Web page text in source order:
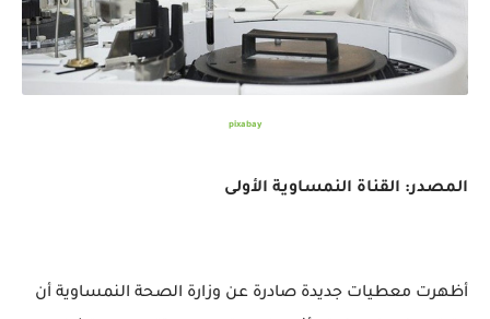
pixabay
المصدر: القناة النمساوية الأولى
أظهرت معطيات جديدة صادرة عن وزارة الصحة النمساوية أن